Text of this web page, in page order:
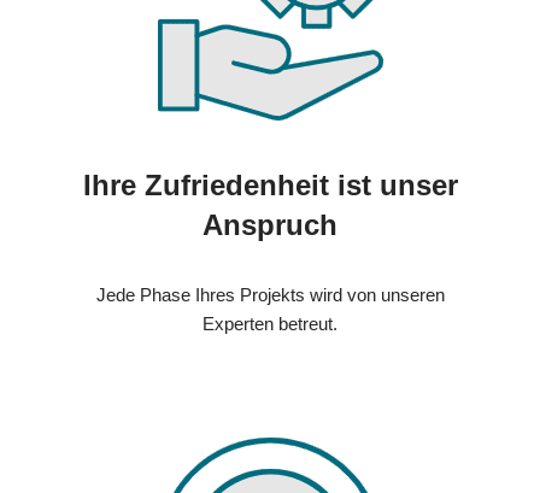
Ihre Zufriedenheit ist unser
Anspruch
Jede Phase Ihres Projekts wird von unseren
Experten betreut.